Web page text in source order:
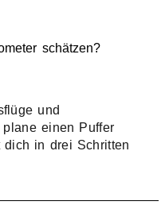
schätzen?
und
einen Puffer
in drei Schritten